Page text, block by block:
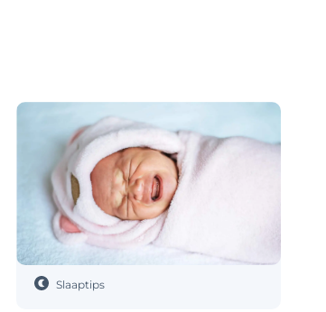
Slaaptips